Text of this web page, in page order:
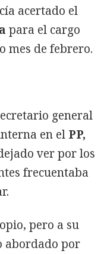
acertado el
para el cargo
mes de febrero.
general
en el PP,
ver por los
frecuentaba
pero a su
abordado por